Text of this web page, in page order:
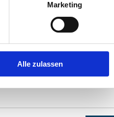
Marketing
Alle zulassen
Europäische Bibliothek ist der
bzw. heute stark veränderte
aus der Zeit von 1880 bis 1960
wird viel Interessantes und